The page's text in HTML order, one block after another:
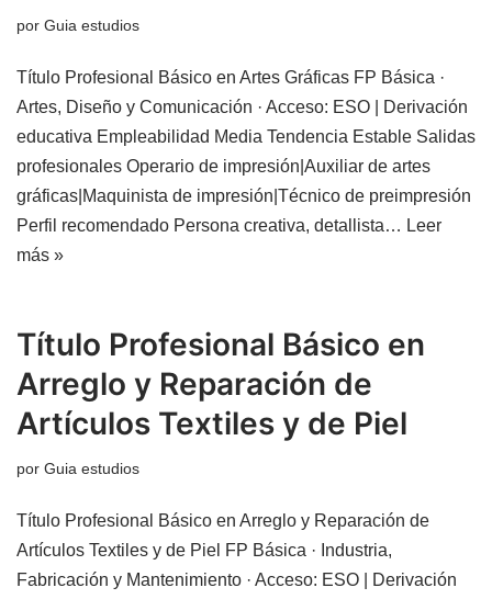
por Guia estudios
Título Profesional Básico en Artes Gráficas FP Básica ·
Artes, Diseño y Comunicación · Acceso: ESO | Derivación
educativa Empleabilidad Media Tendencia Estable Salidas
profesionales Operario de impresión|Auxiliar de artes
gráficas|Maquinista de impresión|Técnico de preimpresión
Perfil recomendado Persona creativa, detallista… Leer
más »
Título Profesional Básico en
Arreglo y Reparación de
Artículos Textiles y de Piel
por Guia estudios
Título Profesional Básico en Arreglo y Reparación de
Artículos Textiles y de Piel FP Básica · Industria,
Fabricación y Mantenimiento · Acceso: ESO | Derivación